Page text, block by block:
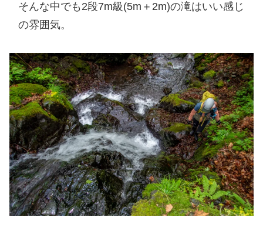
そんな中でも2段7m級(5m＋2m)の滝はいい感じ
の雰囲気。